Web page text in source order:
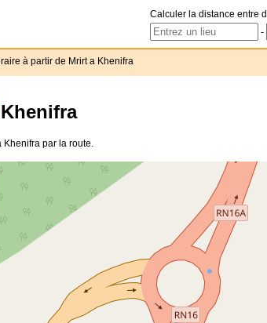
Calculer la distance entre
-
à partir de Mrirt a Khenifra
Khenifra
Khenifra par la route.